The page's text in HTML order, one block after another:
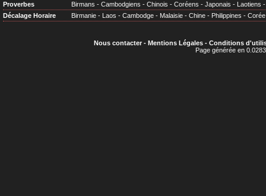
Proverbes
Birmans - Cambodgiens - Chinois - Coréens - Japonais - Laotiens
Décalage Horaire
Birmanie - Laos - Cambodge - Malaisie - Chine - Philippines - Corée
Nous contacter- Mentions Légales- Conditions
Page générée en